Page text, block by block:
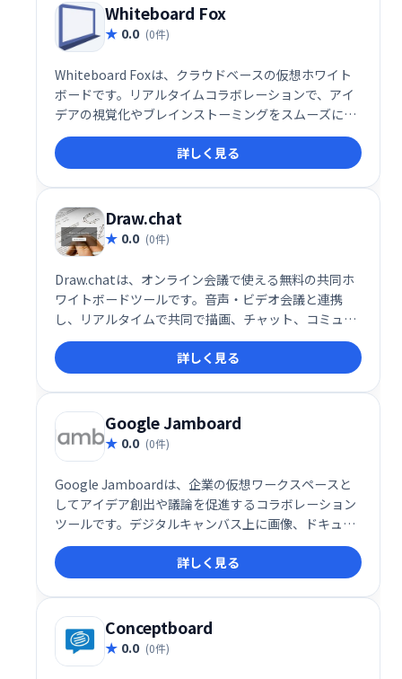
Whiteboard Fox
0.0 (0件)
Whiteboard Foxは、クラウドベースの仮想ホワイト
ボードです。リアルタイムコラボレーションで、アイ
デアの視覚化やブレインストーミングをスムーズに行
えます。チームメンバーは、独自のURLでホワイトボ
ードを共有し、デバイス間での変更も追跡可能。効率
的なチームワークとアイデア創出を支援します。手軽
に利用でき、直感的な操作で、スムーズなコミュニケ
ーションを実現します。
詳しく見る
Draw.chat
0.0 (0件)
Draw.chatは、オンライン会議で使える無料の共同ホ
ワイトボードツールです。音声・ビデオ会議と連携
し、リアルタイムで共同で描画、チャット、コミュニ
ケーションできます。シンプルで高速な操作性で、ウ
ェブ上のペイントツールのように手軽に利用可能で
す。
詳しく見る
Google Jamboard
0.0 (0件)
Google Jamboardは、企業の仮想ワークスペースと
してアイデア創出や議論を促進するコラボレーション
ツールです。デジタルキャンバス上に画像、ドキュメ
ント、スプレッドシートなどを自由に配置し、リアル
タイムで共同作業が可能です。Webやローカルドライ
ブからのファイルインポートにも対応し、スムーズな
情報共有を実現します。チームでのブレインストーミ
ングやプロジェクト管理に最適です。
詳しく見る
Conceptboard
0.0 (0件)